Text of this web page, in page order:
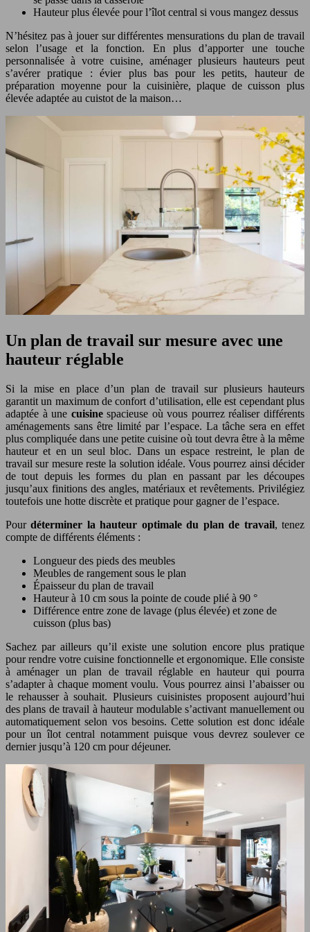
Hauteur plus élevée pour l’îlot central si vous mangez dessus
N’hésitez pas à jouer sur différentes mensurations du plan de travail
selon l’usage et la fonction. En plus d’apporter une touche
personnalisée à votre cuisine, aménager plusieurs hauteurs peut
s’avérer pratique : évier plus bas pour les petits, hauteur de
préparation moyenne pour la cuisinière, plaque de cuisson plus
élevée adaptée au cuistot de la maison…
Un plan de travail sur mesure avec une
hauteur réglable
Si la mise en place d’un plan de travail sur plusieurs hauteurs
garantit un maximum de confort d’utilisation, elle est cependant plus
adaptée à une cuisinespacieuse où vous pourrez réaliser différents
aménagements sans être limité par l’espace. La tâche sera en effet
plus compliquée dans une petite cuisine où tout devra être à la même
hauteur et en un seul bloc. Dans un espace restreint, le plan de
travail sur mesure reste la solution idéale. Vous pourrez ainsi décider
de tout depuis les formes du plan en passant par les découpes
jusqu’aux finitions des angles, matériaux et revêtements. Privilégiez
toutefois une hotte discrète et pratique pour gagner de l’espace.
Pourdéterminer la hauteur optimale du plan de travail, tenez
compte de différents éléments :
Longueur des pieds des meubles
Meubles de rangement sous le plan
Épaisseur du plan de travail
Hauteur à 10 cm sous la pointe de coude plié à 90 °
Différence entre zone de lavage (plus élevée) et zone de
cuisson (plus bas)
Sachez par ailleurs qu’il existe une solution encore plus pratique
pour rendre votre cuisine fonctionnelle et ergonomique. Elle consiste
à aménager un plan de travail réglable en hauteur qui pourra
s’adapter à chaque moment voulu. Vous pourrez ainsi l’abaisser ou
le rehausser à souhait. Plusieurs cuisinistes proposent aujourd’hui
des plans de travail à hauteur modulable s’activant manuellement ou
automatiquement selon vos besoins. Cette solution est donc idéale
pour un îlot central notamment puisque vous devrez soulever ce
dernier jusqu’à 120 cm pour déjeuner.